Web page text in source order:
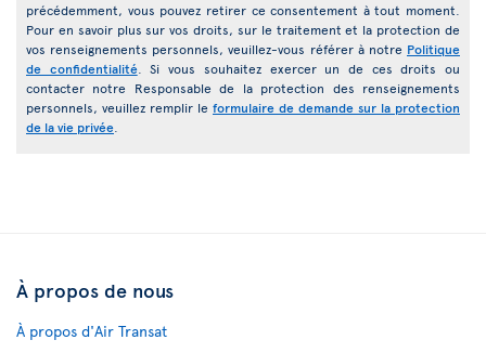
précédemment, vous pouvez retirer ce consentement à tout moment.
Pour en savoir plus sur vos droits, sur le traitement et la protection de
vos renseignements personnels, veuillez-vous référer à notre Politique
de confidentialité. Si vous souhaitez exercer un de ces droits ou
contacter notre Responsable de la protection des renseignements
personnels, veuillez remplir le formulaire de demande sur la protection
de la vie privée
À propos de nous
À propos d'Air Transat